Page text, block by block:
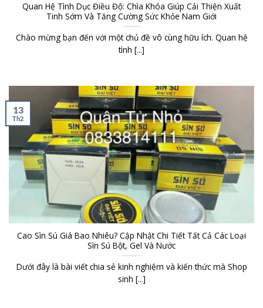
Quan Hệ Tình Dục Điều Độ: Chìa Khóa Giúp Cải Thiện Xuất
Tinh Sớm Và Tăng Cường Sức Khỏe Nam Giới
Chào mừng bạn đến với một chủ đề vô cùng hữu ích. Quan hệ
tình [...]
Cao Sìn Sú Giá Bao Nhiêu? Cập Nhật Chi Tiết Tất Cả Các Loại
Sìn Sú Bột, Gel Và Nước
Dưới đây là bài viết chia sẻ kinh nghiệm và kiến thức mà Shop
sinh [...]
13
Th2